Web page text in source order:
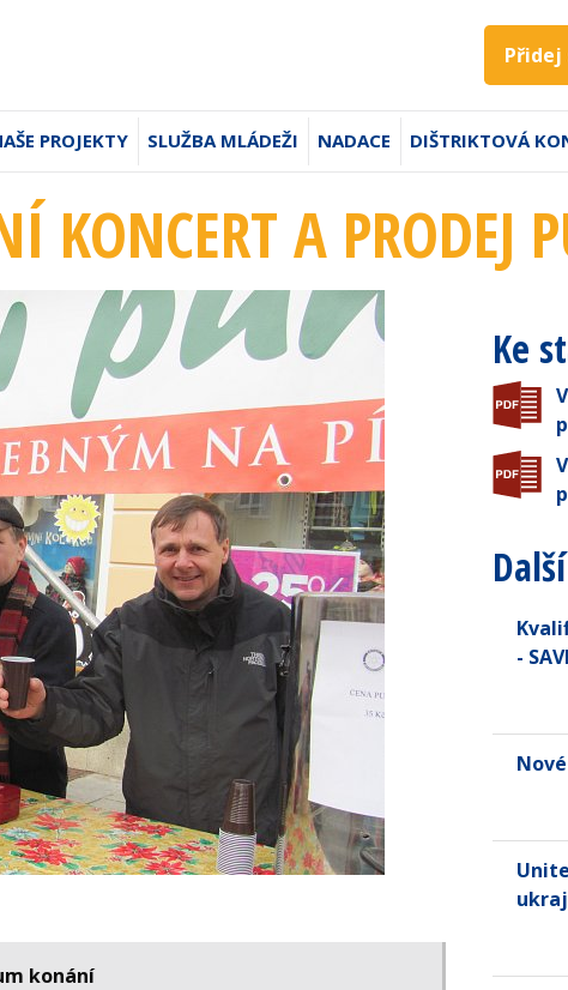
Přidej
PROJEKTY SLUŽBA MLÁDEŽI NADACE DIŠTRIKTOVÁ
KONCERT A PRODEJ
konání
Ke
-